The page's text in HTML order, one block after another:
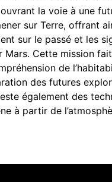
la voie à une
sur Terre, offrant
sur le passé et les
Mars. Cette mission
de
des futures
également des
à partir de